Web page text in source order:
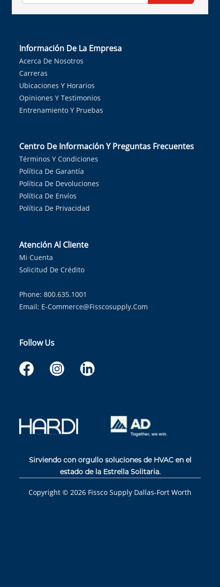
Información De La Empresa
Acerca De Nosotros
Carreras
Ubicaciones Y Horarios
Opiniones Y Testimonios
Entrenamiento Y Pruebas
Centro De Información Y Preguntas Frecuentes
Términos Y Condiciones
Política De Garantía
Política De Devoluciones
Política De Envíos
Política De Privacidad
Atención Al Cliente
Mi Cuenta
Solicitud De Crédito
Phone: 800.635.1001
Email: E-Commerce@fisscosupply.com
Follow Us
Sirviendo con orgullo soluciones de HVAC en el
estado de la Estrella Solitaria.
Copyright © 2026 Fissco Supply Dallas-Fort Worth